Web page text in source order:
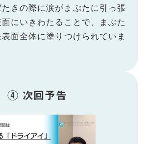
きの際に涙がまぶたに引っ張
にいきわたることで、まぶた
面全体に塗りつけられていま
④ 次回予告